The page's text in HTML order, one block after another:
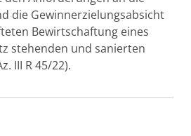
die Gewinnerzielungsabsicht
Bewirtschaftung eines
stehenden und sanierten
III R 45/22).